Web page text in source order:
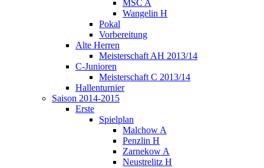
MSC A
Wangelin H
Pokal
Vorbereitung
Alte Herren
Meisterschaft AH 2013/14
C-Junioren
Meisterschaft C 2013/14
Hallenturnier
Saison 2014-2015
Erste
Spielplan
Malchow A
Penzlin H
Zarnekow A
Neustrelitz H